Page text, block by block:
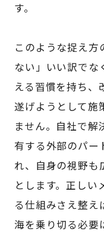
す。
このような捉え方
ない」いい訳でな
える習慣を持ち、
遂げようとして施
ません。自社で解
有する外部のパー
れ、自身の視野も
とします。正しい
る仕組みさえ整え
海を乗り切る必要